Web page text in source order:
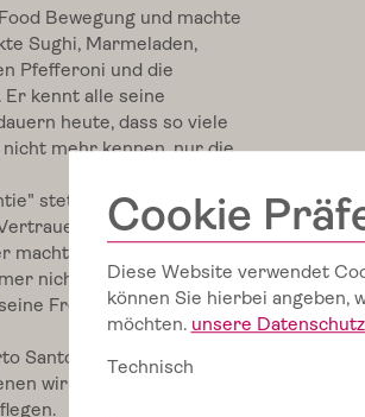
Bewegung und machte
Sughi, Marmeladen,
Pfefferoni und die
kennt alle seine
heute, dass so viele
mehr kennen, nur die
stets gute
und
er auf Slowfood
nicht nur seine
Freunde vergisst er
Santopietro
uns so
wir viele Jahre
Cookie
Diese Website verwendet
können Sie hierbei angeben,
möchten. unsere
Technisch